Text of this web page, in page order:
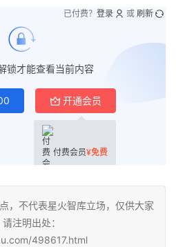
锁才能查看当前内容
开通会员
付费会员¥免费
已付费？ 登录 或 刷新
，不代表星火智库立场，仅供大家
注明出处：
498617.html